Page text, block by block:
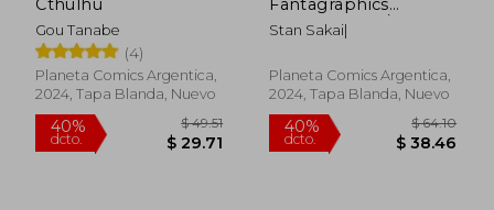
Gou Tanabe
(4)
Planeta Comics Argentica,
2024, Tapa Blanda, Nuevo
Integral nº 02/02
Stan Sakai|
Planeta Comics Argentica,
2024, Tapa Blanda, Nuevo